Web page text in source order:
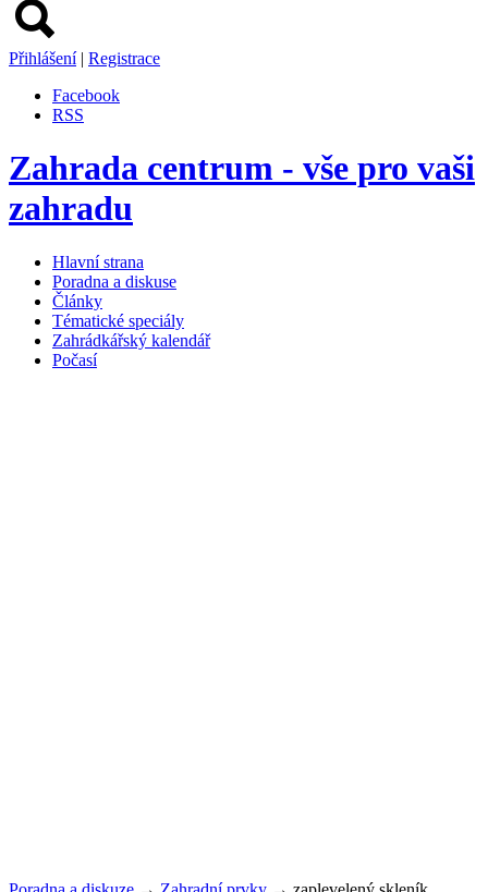
Přihlášení | Registrace
Facebook
RSS
Zahrada centrum - vše pro vaši
zahradu
Hlavní strana
Poradna a diskuse
Články
Tématické speciály
Zahrádkářský kalendář
Počasí